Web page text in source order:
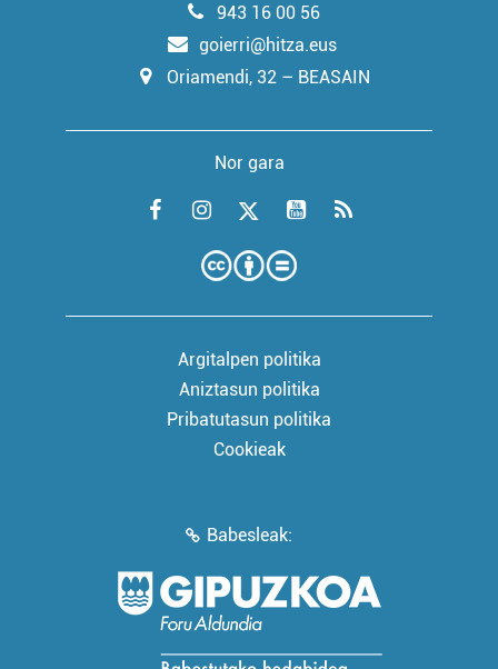
943 16 00 56
goierri@hitza.eus
Oriamendi, 32 – BEASAIN
Nor gara
Argitalpen politika
Aniztasun politika
Pribatutasun politika
Cookieak
Babesleak: